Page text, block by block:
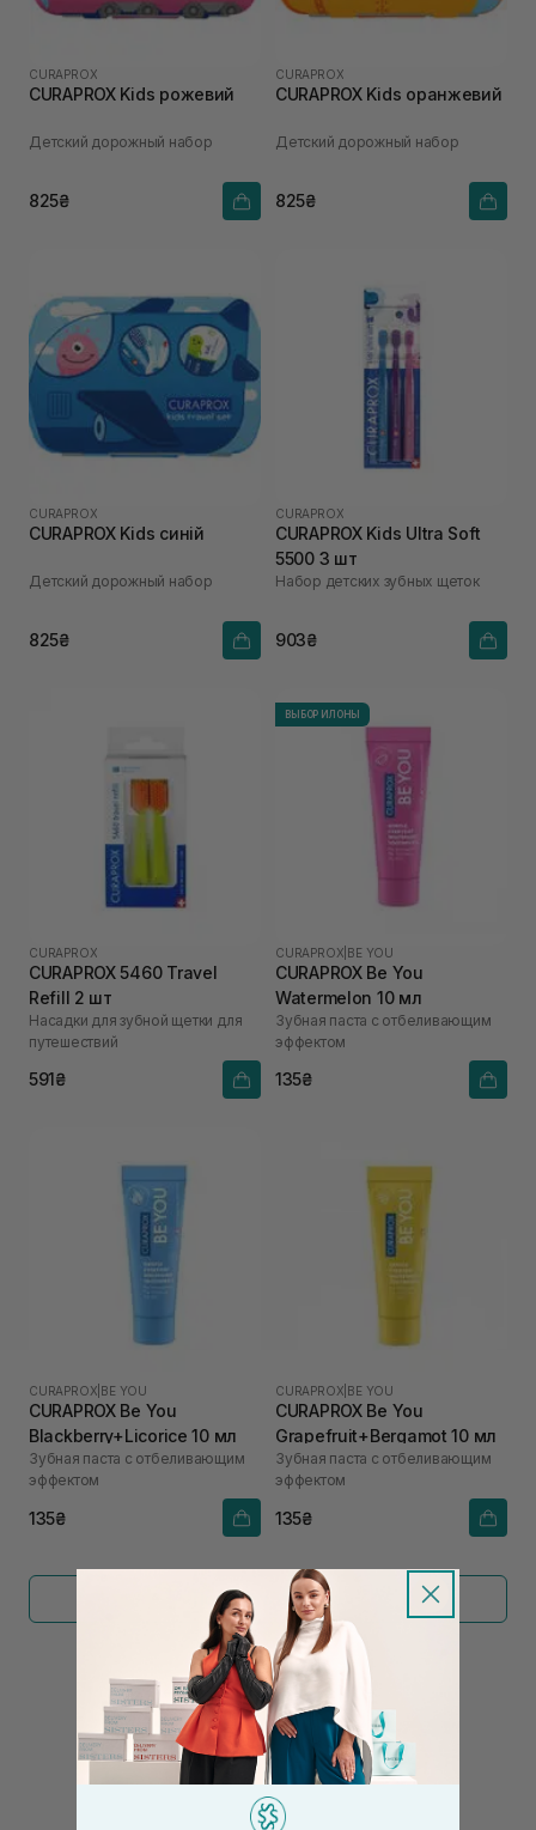
CURAPROX
CURAPROX Kids рожевий
Детский дорожный набор
825₴
CURAPROX
CURAPROX Kids оранжевий
Детский дорожный набор
825₴
CURAPROX
CURAPROX Kids синій
Детский дорожный набор
825₴
CURAPROX
CURAPROX Kids Ultra Soft
5500 3 шт
Набор детских зубных щеток
903₴
CURAPROX
CURAPROX 5460 Travel
Refill 2 шт
Насадки для зубной щетки для
путешествий
591₴
ВЫБОР ИЛОНЫ
CURAPROX BE YOU
CURAPROX Be You
Watermelon 10 мл
Зубная паста с отбеливающим
эффектом
135₴
CURAPROX BE YOU
CURAPROX Be You
Blackberry+Licorice 10 мл
Зубная паста с отбеливающим
эффектом
135₴
CURAPROX BE YOU
CURAPROX Be You
Grapefruit+Bergamot 10 мл
Зубная паста с отбеливающим
эффектом
135₴
Показать больше
1 2